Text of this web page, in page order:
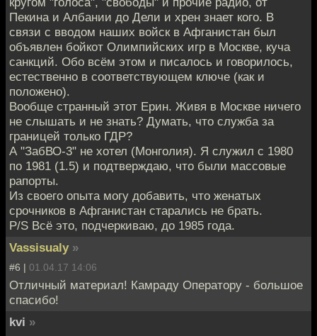
Пекина и Албании до Дели и хрен знает кого. В
связи с вводом наших войск в Афганистан был
объявлен бойкот Олимпийских игр в Москве, куча
санкций. Обо всём этом и писалось и говорилось,
естественно в соответствующем ключе (как и
положено).
Вообще странный этот Ерин. Живя в Москве ничего
не слышать и не знать? Думать, что служба за
границей только ГДР?
А "ЗабВО-3" не хотел (Монголия). Я служил с 1980
по 1981 (1.5) и подтверждаю, что были массовые
рапорты.
Из своего опыта могу добавить, что женатых
срочников в Афганистан старались не брать.
P/S Всё это, подчеркиваю, до 1985 года.
Vassisualy »
#6 | 01.04.17 14:06
Отличный материал! Камраду Оператору - большое
спасибо!
kvi »